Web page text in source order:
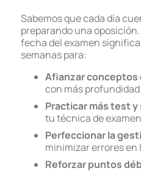
Sabemos que cada día
preparando una
fecha del examen
semanas para:
Afianzar conceptos
con más profundidad.
Practicar más test y
tu técnica de
Perfeccionar la
minimizar errores en
Reforzar puntos